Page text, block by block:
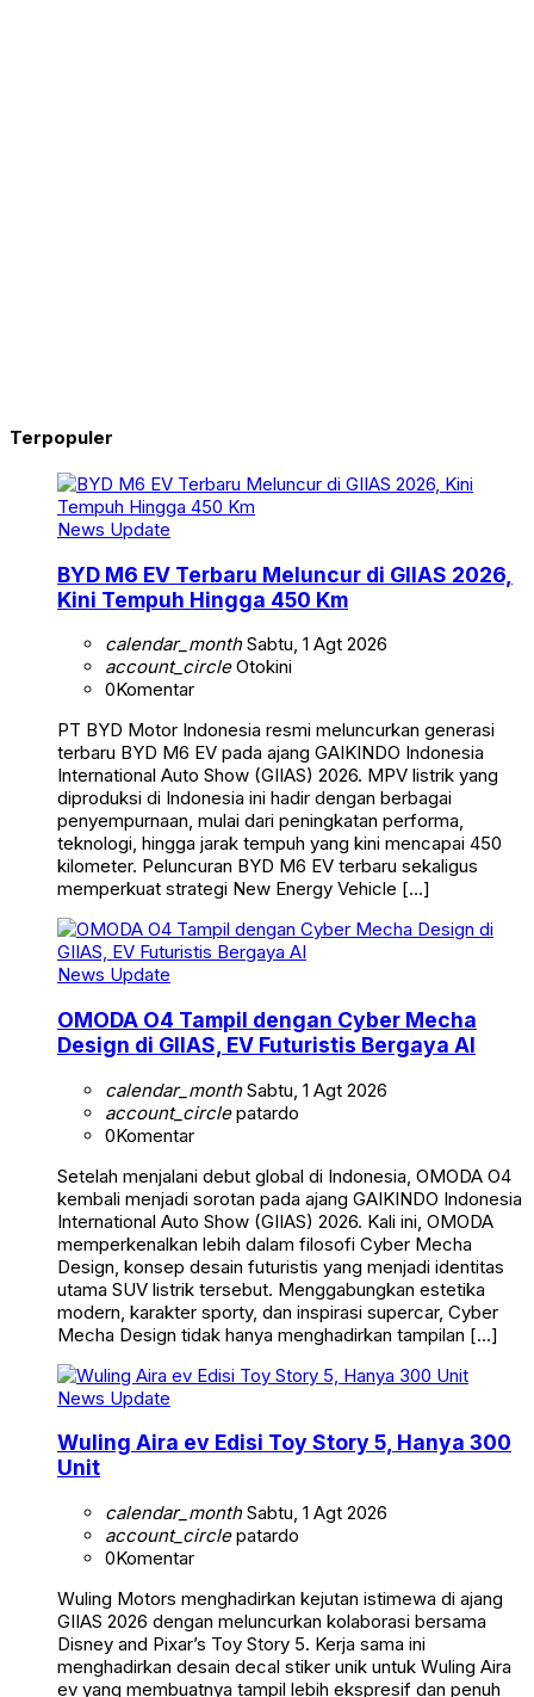
Terpopuler
News Update
BYD M6 EV Terbaru Meluncur di GIIAS 2026,
Kini Tempuh Hingga 450 Km
calendar_monthSabtu, 1 Agt 2026
account_circleOtokini
0Komentar
PT BYD Motor Indonesia resmi meluncurkan generasi
terbaru BYD M6 EV pada ajang GAIKINDO Indonesia
International Auto Show (GIIAS) 2026. MPV listrik yang
diproduksi di Indonesia ini hadir dengan berbagai
penyempurnaan, mulai dari peningkatan performa,
teknologi, hingga jarak tempuh yang kini mencapai 450
kilometer. Peluncuran BYD M6 EV terbaru sekaligus
memperkuat strategi New Energy Vehicle […]
News Update
OMODA O4 Tampil dengan Cyber Mecha
Design di GIIAS, EV Futuristis Bergaya AI
calendar_monthSabtu, 1 Agt 2026
account_circlepatardo
0Komentar
Setelah menjalani debut global di Indonesia, OMODA O4
kembali menjadi sorotan pada ajang GAIKINDO Indonesia
International Auto Show (GIIAS) 2026. Kali ini, OMODA
memperkenalkan lebih dalam filosofi Cyber Mecha
Design, konsep desain futuristis yang menjadi identitas
utama SUV listrik tersebut. Menggabungkan estetika
modern, karakter sporty, dan inspirasi supercar, Cyber
Mecha Design tidak hanya menghadirkan tampilan […]
News Update
Wuling Aira ev Edisi Toy Story 5, Hanya 300
Unit
calendar_monthSabtu, 1 Agt 2026
account_circlepatardo
0Komentar
Wuling Motors menghadirkan kejutan istimewa di ajang
GIIAS 2026 dengan meluncurkan kolaborasi bersama
Disney and Pixar’s Toy Story 5. Kerja sama ini
menghadirkan desain decal stiker unik untuk Wuling Aira
ev yang membuatnya tampil lebih ekspresif dan penuh